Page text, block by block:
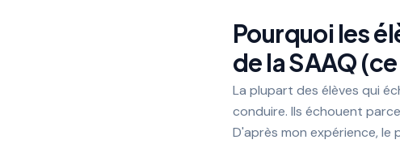
Pourquoi les
de la SAAQ
La plupart des élèves qui
conduire. Ils échouent
D'après mon expérience,